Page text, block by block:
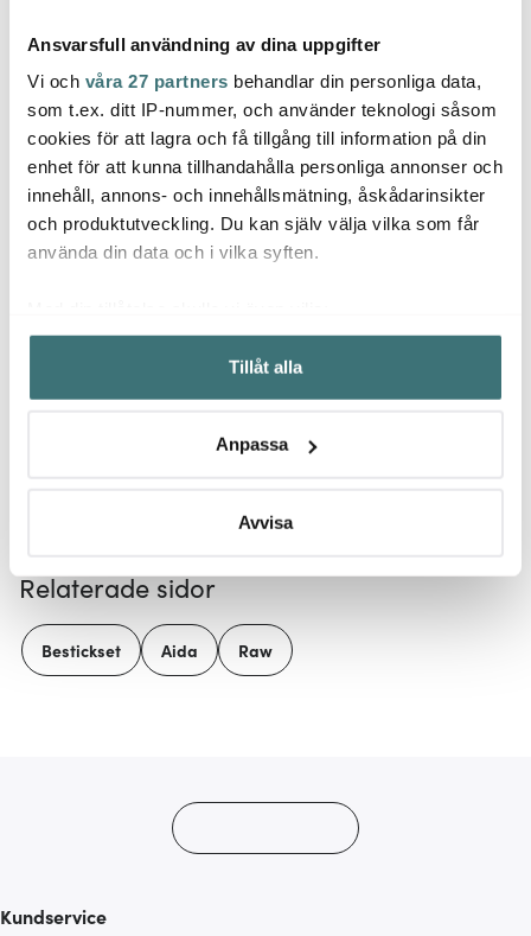
Ansvarsfull användning av dina uppgifter
Vi och våra 27 partners behandlar din personliga data,
som t.ex. ditt IP-nummer, och använder teknologi såsom
cookies för att lagra och få tillgång till information på din
enhet för att kunna tillhandahålla personliga annonser och
innehåll, annons- och innehållsmätning, åskådarinsikter
och produktutveckling. Du kan själv välja vilka som får
använda din data och i vilka syften.
Samla in information om din geografiska plats som
kan ha en noggrannhet på upp till flera meter
Identifiera din enhet genom att aktivt skanna den för
Ta reda på mer om hur dina personliga uppgifter
Du kan ändra eller dra tillbaka ditt samtycke när som
Vi använder cookies för att innehållet och annonserna
ska anpassas efter det som vi tror att du tycker om. Det
gör också att vi kan analysera vår trafik och göra
Tillåt alla
Anpassa
Avvisa
Aida
Raw Buffalo
Bordstablett 33,5x41 cm
Warm Nude
77 kr 129 kr
Aida
Raw Tallrik 28 cm
Titanium Black
147 kr
Aida
Raw
Låt dig inspireras av våra kunder
Relaterade sidor
Bestickset Aida Raw
Kundservice